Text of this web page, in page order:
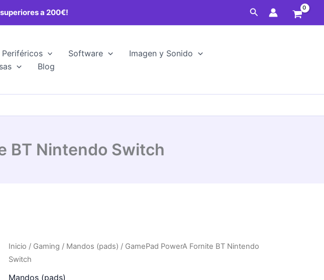
superiores a 200€! Buscar
Periféricos Software
Imagen y Sonido
Blog
BT Nintendo Switch
Inicio / Gaming / Mandos (pads) / GamePad PowerA Fornite BT Nintendo
Switch
Mandos (pads)
Switch